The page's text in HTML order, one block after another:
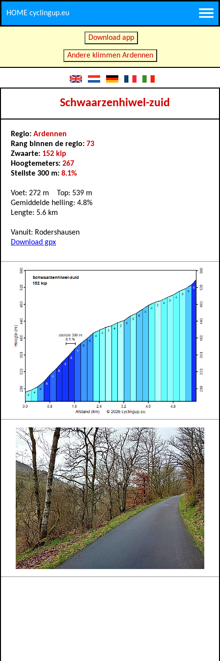
HOME cyclingup.eu
Download app
Andere klimmen Ardennen
Schwaarzenhiwel-zuid
Regio: Ardennen
Rang binnen de regio: 73
Zwaarte: 152 kip
Hoogtemeters: 267
Steilste 300 m: 8.1%
Voet: 272 m Top: 539 m
Gemiddelde helling: 4.8%
Lengte: 5.6 km
Vanuit: Rodershausen
Download gpx